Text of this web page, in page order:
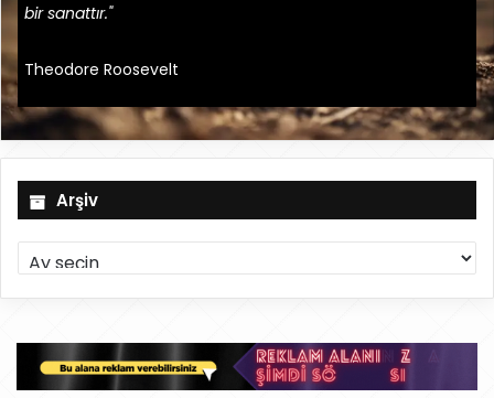
bir sanattır."
Theodore Roosevelt
Arşiv
r
ş
v